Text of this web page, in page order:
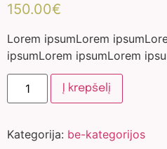
150.00€
Lorem ipsumLorem
ipsumLorem ipsumLorem
Į krepšelį
Kategorija: be-kategorijos